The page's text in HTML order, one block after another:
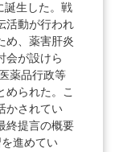
誕生した。戦
活動が行われ
め、薬害肝炎
会が設けら
薬品行政等
められた。こ
かされてい
終提言の概要
進めてい